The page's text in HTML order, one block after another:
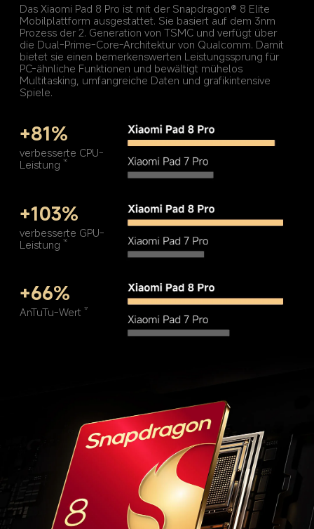
Das Xiaomi Pad 8 Pro ist mit der Snapdragon® 8 Elite
Mobilplattform ausgestattet. Sie basiert auf dem 3nm
Prozess der 2. Generation von TSMC und verfügt über
die Dual-Prime-Core-Architektur von Qualcomm. Damit
bietet sie einen bemerkenswerten Leistungssprung für
PC-ähnliche Funktionen und bewältigt mühelos
Multitasking, umfangreiche Daten und grafikintensive
+81%
verbesserte CPU-
Leistung
16
+103%
verbesserte GPU-
Leistung
16
+66%
AnTuTu-Wert 17